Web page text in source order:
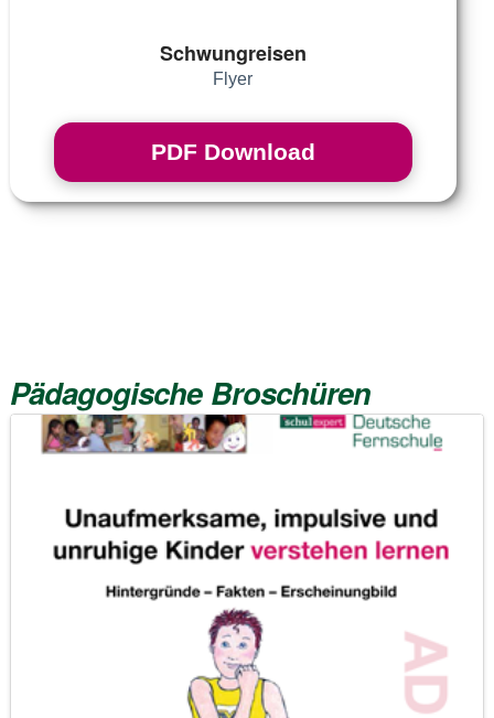
Schwungreisen
Flyer
PDF Download
Pädagogische Broschüren